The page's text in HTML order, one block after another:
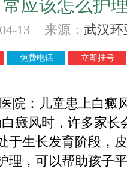
常应该怎么护
13 来源： 武汉环
免费电话 立即挂号
：儿童患上白癜
癜风时，许多家长
于生长发育阶段，
理，可以帮助孩子